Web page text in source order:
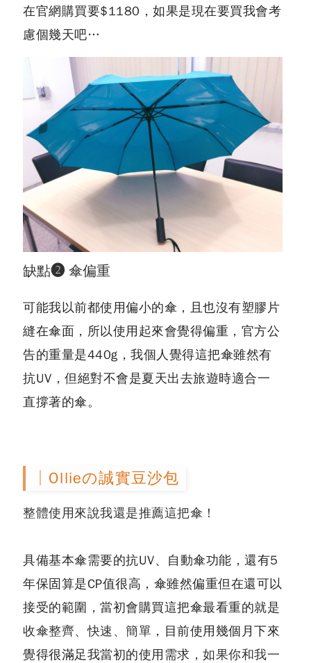
在官網購買要$1180，如果是現在要買我會考
慮個幾天吧…
缺點❷ 傘偏重
可能我以前都使用偏小的傘，且也沒有塑膠片
縫在傘面，所以使用起來會覺得偏重，官方公
告的重量是440g，我個人覺得這把傘雖然有
抗UV，但絕對不會是夏天出去旅遊時適合一
直撐著的傘。
│Ollieの誠實豆沙包
整體使用來說我還是推薦這把傘！
具備基本傘需要的抗UV、自動傘功能，還有5
年保固算是CP值很高，傘雖然偏重但在還可以
接受的範圍，當初會購買這把傘最看重的就是
收傘整齊、快速、簡單 ，目前使用幾個月下來
覺得很滿足我當初的使用需求， 如果你和我一